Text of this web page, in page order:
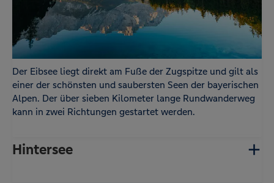
Der Eibsee liegt direkt am Fuße der Zugspitze und gilt als
einer der schönsten und saubersten Seen der bayerischen
Alpen. Der über sieben Kilometer lange Rundwanderweg
kann in zwei Richtungen gestartet werden.
Hintersee